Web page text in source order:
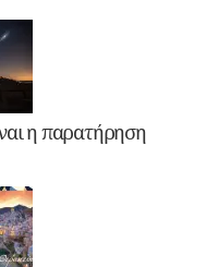
η παρατήρηση